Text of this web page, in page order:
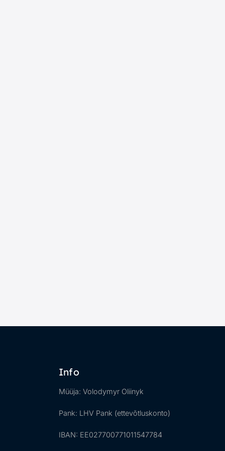
Info
Müüja: Volodymyr Oliinyk
Pank: LHV Pank (ettevõtluskonto)
IBAN: EE027700771011547784